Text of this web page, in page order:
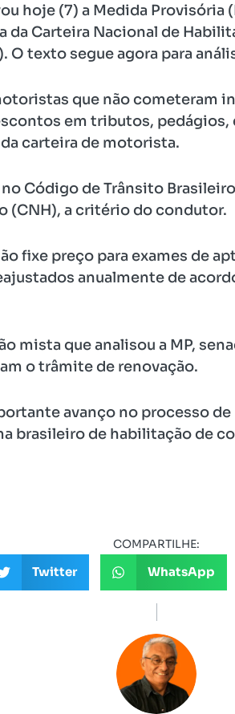
hoje (7) a Medida Provisória
da Carteira Nacional de
texto segue agora para
que não cometeram
em tributos,
carteira de motorista.
Código de Trânsito
(CNH), a critério do condutor.
fixe preço para exames de
anualmente de
mista que analisou a MP,
o trâmite de renovação.
avanço no processo
brasileiro de habilitação de
COMPARTILHE:
Twitter WhatsApp